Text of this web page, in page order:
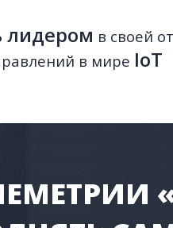
лидером в своей
в мире IoT